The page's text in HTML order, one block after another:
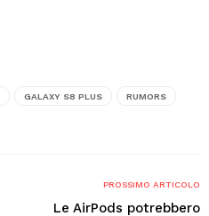
GALAXY S8 PLUS RUMORS
PROSSIMO ARTICOLO
Le AirPods potrebbero